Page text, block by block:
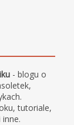
- blogu o
tutoriale,